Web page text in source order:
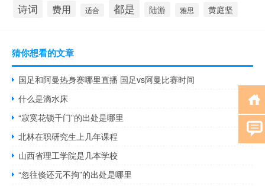
诗词 费用 适合 都是 陆游 雅思 黄庭坚
猜你想看的文章
国足和阿曼热身赛哪里直播 国足vs阿曼比赛时间
什么是滴水床
“寂寞花锁千门”的出处是哪里
北林在职研究生上几年课程
山西省理工学院是几本学校
“忽往倏还元不拘”的出处是哪里